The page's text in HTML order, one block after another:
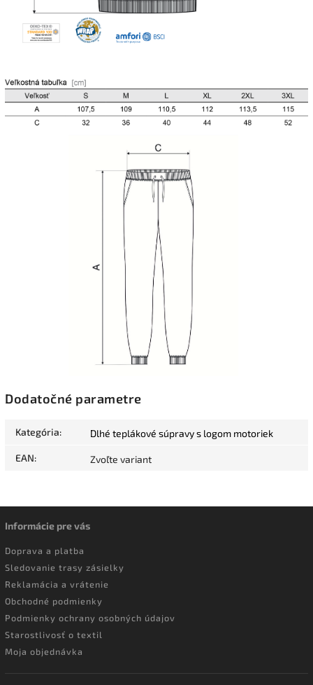
Dodatočné parametre
Kategória: Dlhé teplákové súpravy s logom motoriek
EAN: Zvoľte variant
Informácie pre vás
Doprava a platba
Sledovanie trasy zásielky
Reklamácia a vrátenie
Obchodné podmienky
Podmienky ochrany osobných údajov
Starostlivosť o textil
Moja objednávka